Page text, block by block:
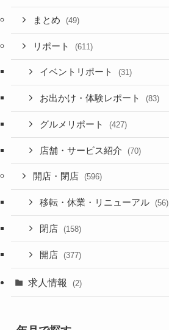
まとめ (49)
リポート (611)
イベントリポート (31)
お出かけ・体験レポート (83)
グルメリポート (427)
店舗・サービス紹介 (70)
開店・閉店 (596)
移転・休業・リニューアル (56)
閉店 (158)
開店 (377)
求人情報 (2)